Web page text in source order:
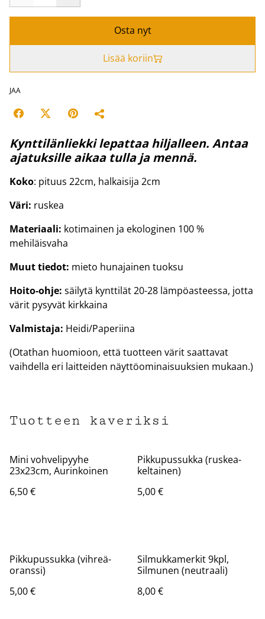
Osta nyt
Lisää koriin
JAA
Kynttilänliekki lepattaa hiljalleen. Antaa
ajatuksille aikaa tulla ja mennä.
Koko: pituus 22cm, halkaisija 2cm
Väri: ruskea
Materiaali: kotimainen ja ekologinen 100 %
mehiläisvaha
Muut tiedot: mieto hunajainen tuoksu
Hoito-ohje: säilytä kynttilät 20-28 lämpöasteessa, jotta
värit pysyvät kirkkaina
Valmistaja: Heidi/Paperiina
(Otathan huomioon, että tuotteen värit saattavat
vaihdella eri laitteiden näyttöominaisuuksien mukaan.)
Tuotteen kaveriksi
Mini vohvelipyyhe
23x23cm, Aurinkoinen
6,50 €
Pikkupussukka (ruskea-
keltainen)
5,00 €
Pikkupussukka (vihreä-
oranssi)
5,00 €
Silmukkamerkit 9kpl,
Silmunen (neutraali)
8,00 €